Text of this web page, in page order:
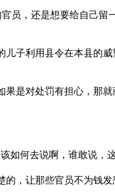
员，还是想要给自己留
子利用县令在本县的
是对处罚有担心，那
如何去说啊，谁敢说，
，让那些官员不为钱